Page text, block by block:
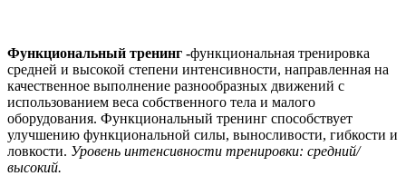
Функциональный тренинг -функциональная тренировка
средней и высокой степени интенсивности, направленная на
качественное выполнение разнообразных движений с
использованием веса собственного тела и малого
оборудования. Функциональный тренинг способствует
улучшению функциональной силы, выносливости, гибкости и
ловкости. Уровень интенсивности тренировки: средний/
высокий.